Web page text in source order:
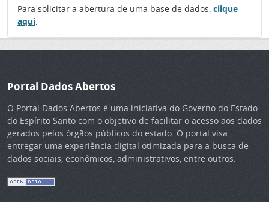
Para solicitar a abertura de uma base de dados, clique
aqui
Portal Dados Abertos
O Portal Dados Abertos é uma iniciativa do Governo do Estado
do Espírito Santo com o objetivo de facilitar o acesso aos dados
gerados pelos órgãos públicos do estado. O portal visa
entregar uma experiência digital otimizada para a busca de
dados sociais, econômicos, administrativos, entre outros.